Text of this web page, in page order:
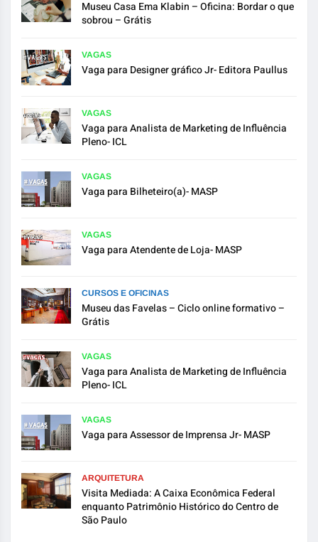
Museu Casa Ema Klabin – Oficina: Bordar o que
sobrou – Grátis
VAGAS
Vaga para Designer gráfico Jr- Editora Paullus
VAGAS
Vaga para Analista de Marketing de Influência
Pleno- ICL
VAGAS
Vaga para Bilheteiro(a)- MASP
VAGAS
Vaga para Atendente de Loja- MASP
CURSOS E OFICINAS
Museu das Favelas – Ciclo online formativo –
Grátis
VAGAS
Vaga para Analista de Marketing de Influência
Pleno- ICL
VAGAS
Vaga para Assessor de Imprensa Jr- MASP
ARQUITETURA
Visita Mediada: A Caixa Econômica Federal
enquanto Patrimônio Histórico do Centro de
São Paulo